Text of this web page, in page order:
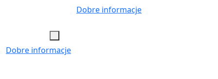
Dobre informacje
Dobre informacje